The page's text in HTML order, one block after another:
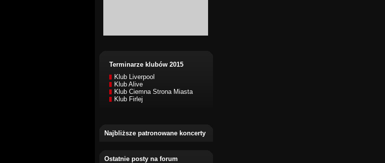
Terminarze klubów 2015
Klub Liverpool
Klub Alive
Klub Ciemna Strona Miasta
Klub Firlej
Najbliższe patronowane koncerty
Ostatnie posty na forum